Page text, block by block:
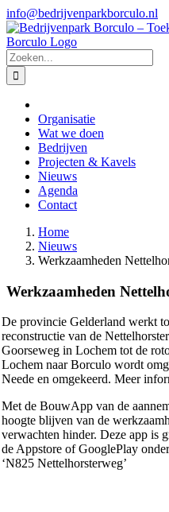
Ga
naar
inhoud
info@bedrijvenparkborculo.nl
Zoeken
naar:
Organisatie
Wat we doen
Bedrijven
Projecten & Kavels
Nieuws
Agenda
Contact
Home
Nieuws
Werkzaamheden
Werkzaamheden
De provincie Gelderland werkt
reconstructie van de
Goorseweg in Lochem tot de
Lochem naar Borculo wordt
Neede en omgekeerd. Meer
Met de BouwApp van de
hoogte blijven van de
verwachten hinder. Deze app is
de Appstore of GooglePlay
‘N825 Nettelhorsterweg’